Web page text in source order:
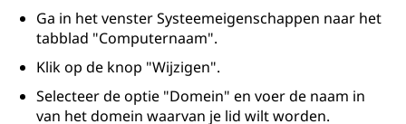
Ga in het venster Systeemeigenschappen naar het
tabblad "Computernaam".
Klik op de knop "Wijzigen".
Selecteer de optie "Domein" en voer de naam in
van het domein waarvan je lid wilt worden.